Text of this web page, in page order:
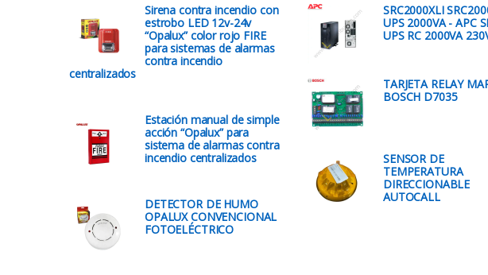
Sirena contra incendio con
estrobo LED 12v-24v
“Opalux” color rojo FIRE
para sistemas de alarmas
contra incendio
centralizados
Estación manual de simple
acción “Opalux” para
sistema de alarmas contra
incendio centralizados
DETECTOR DE HUMO
OPALUX CONVENCIONAL
FOTOELÉCTRICO
SRC2000XLI
UPS 2000VA - APC
UPS RC 2000VA
TARJETA RELAY
BOSCH D7035
SENSOR DE
TEMPERATURA
DIRECCIONABLE
AUTOCALL